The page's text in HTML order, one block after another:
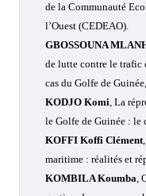
de la Communauté
l’Ouest (CEDEAO).
GBOSSOUNA
de lutte contre le trafic
cas du Golfe de Guinée,
KODJO Komi, La
le Golfe de Guinée : le
KOFFI Koffi Clément
maritime : réalités et
KOMBILA Koumba,